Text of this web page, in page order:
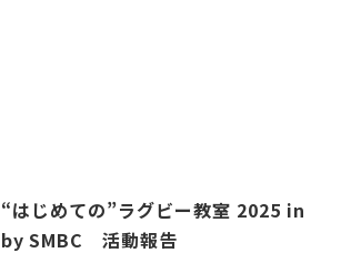
じめての”ラグビー教室 2025 in
SMBC 活動報告